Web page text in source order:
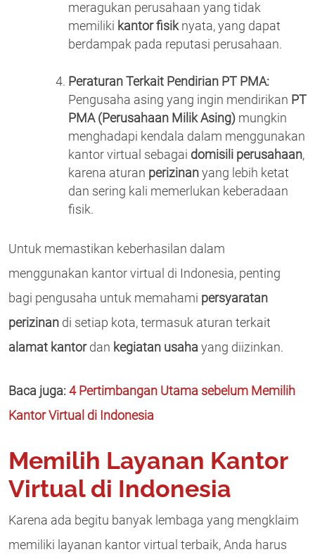
meragukan perusahaan yang tidak
memiliki kantor fisiknyata, yang dapat
berdampak pada reputasi perusahaan.
Peraturan Terkait Pendirian PT PMA:
Pengusaha asing yang ingin mendirikan PT
PMA (Perusahaan Milik Asing)mungkin
menghadapi kendala dalam menggunakan
kantor virtual sebagai domisili perusahaan,
karena aturan perizinanyang lebih ketat
dan sering kali memerlukan keberadaan
fisik.
Untuk memastikan keberhasilan dalam
menggunakan kantor virtual di Indonesia, penting
bagi pengusaha untuk memahami persyaratan
perizinan di setiap kota, termasuk aturan terkait
alamat kantordan kegiatan usaha yang diizinkan.
Baca juga: 4 Pertimbangan Utama sebelum Memilih
Kantor Virtual di Indonesia
Memilih Layanan Kantor
Virtual di Indonesia
Karena ada begitu banyak lembaga yang mengklaim
memiliki layanan kantor virtual terbaik, Anda harus